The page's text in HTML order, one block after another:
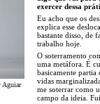
Aguiar
exercer dessa
Eu acho que os
explica esse
bastante disso, de
trabalho hoje.
O soterramento
uma metáfora. É
basicamente partia
vidas
me soterrar como
campo da ideia.